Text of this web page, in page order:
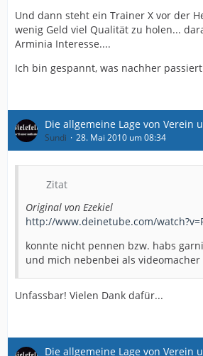
Und dann steht ein Trainer X vor der
wenig Geld viel Qualität zu holen...
Arminia Interesse....
Ich bin gespannt, was nachher
Die allgemeine Lage von Verein
Sundi 28. Mai 2010 um 08:34
Zitat
Original von Ezekiel
http://www.deinetube.com/
konnte nicht pennen bzw. habs
und mich nebenbei als
Unfassbar! Vielen Dank dafür...
Die allgemeine Lage von Verein